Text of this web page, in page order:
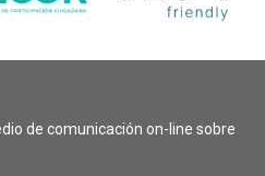
de comunicación on-line sobre